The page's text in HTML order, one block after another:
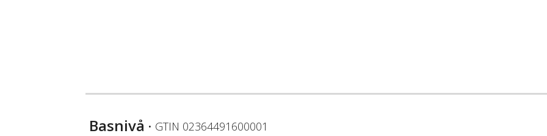
Basnivå • GTIN 02364491600001